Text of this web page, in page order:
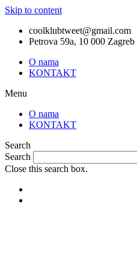
Skip to content
coolklubtweet@gmail.com
Petrova 59a, 10 000 Zagreb
O nama
KONTAKT
Menu
O nama
KONTAKT
Search
Search
Close this search box.